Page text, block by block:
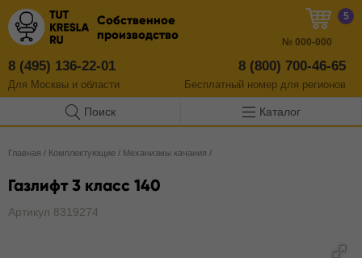
Собственное
производство
8 (495) 136-22-01
Для Москвы и области
8 (800) 700-46-65
Бесплатный номер для регионов
5
№ 000-000
Поиск Каталог
Главная / Комплектующие / Механизмы качания /
Газлифт 3 класс 140
Артикул 8319274